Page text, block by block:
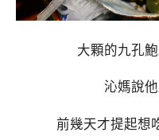
大顆的九孔
沁媽說
前幾天才提起想